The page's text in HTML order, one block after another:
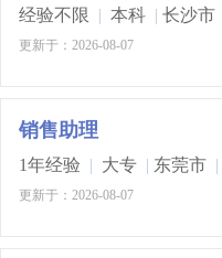
经验不限 | 本科 | 长沙市
更新于：2026-08-07
销售助理
1年经验 | 大专 | 东莞市 |
更新于：2026-08-07